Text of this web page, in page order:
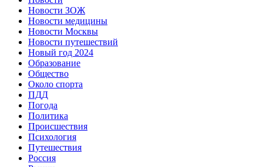
Новости ЗОЖ
Новости медицины
Новости Москвы
Новости путешествий
Новый год 2024
Образование
Общество
Около спорта
ПДД
Погода
Политика
Происшествия
Психология
Путешествия
Россия